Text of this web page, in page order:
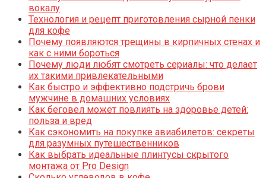
вокалу
Технология и рецепт приготовления сырной пенки
для кофе
Почему появляются трещины в кирпичных стенах и
как с ними бороться
Почему люди любят смотреть сериалы: что делает
их такими привлекательными
Как быстро и эффективно подстричь брови
мужчине в домашних условиях
Как беговел может повлиять на здоровье детей:
польза и вред
Как сэкономить на покупке авиабилетов: секреты
для разумных путешественников
Как выбрать идеальные плинтусы скрытого
монтажа от Pro Design